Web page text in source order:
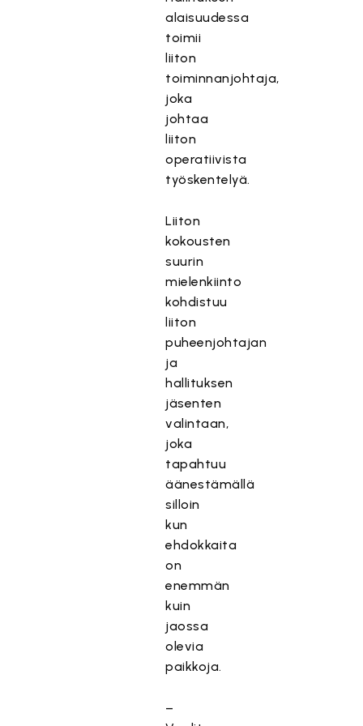
alaisuudessa
toimii
liiton
toiminnanjohtaja,
joka
johtaa
liiton
operatiivista
työskentelyä.
Liiton
kokousten
suurin
mielenkiinto
kohdistuu
liiton
puheenjohtajan
ja
hallituksen
jäsenten
valintaan,
joka
tapahtuu
äänestämällä
silloin
kun
ehdokkaita
on
enemmän
kuin
jaossa
olevia
paikkoja.
–